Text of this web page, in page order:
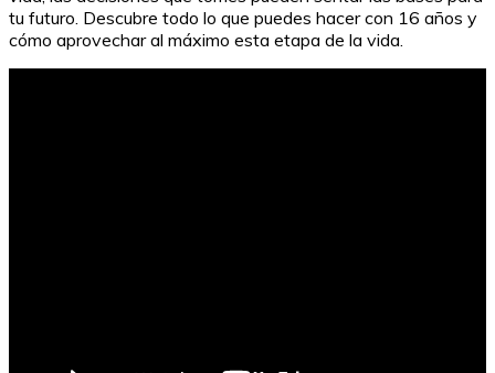
tu futuro. Descubre todo lo que puedes hacer con 16 años y
cómo aprovechar al máximo esta etapa de la vida.